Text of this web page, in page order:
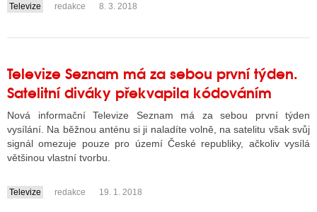
....
Televize redakce 8. 3. 2018
Televize Seznam má za sebou první týden.
Satelitní diváky překvapila kódováním
Nová informační Televize Seznam má za sebou první týden
vysílání. Na běžnou anténu si ji naladíte volně, na satelitu však svůj
signál omezuje pouze pro území České republiky, ačkoliv vysílá
většinou vlastní tvorbu.
....
Televize redakce 19. 1. 2018